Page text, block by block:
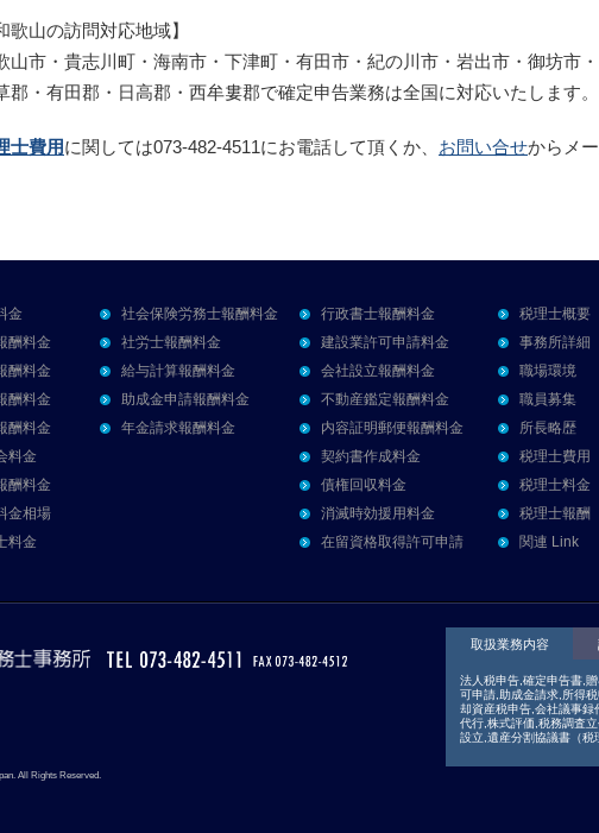
歌山の訪問対応地域】
山市・貴志川町・海南市・下津町・有田市・紀の川市・岩出市・御坊市
郡・有田郡・日高郡・西牟婁郡で確定申告業務は全国に対応いたします。
士費用に関しては073-482-4511にお電話して頂くか、 お問い合せからメ
金
酬料金
酬料金
酬料金
酬料金
料金
酬料金
金相場
料金
社会保険労務士報酬料金
社労士報酬料金
給与計算報酬料金
助成金申請報酬料金
年金請求報酬料金
行政書士報酬料金
建設業許可申請料金
会社設立報酬料金
不動産鑑定報酬料金
内容証明郵便報酬料金
契約書作成料金
債権回収料金
消滅時効援用料金
在留資格取得許可申請
税理士概要
事務所詳細
職場環境
職員募集
所長略歴
税理士費用
税理士料金
税理士報酬
関連 Link
取扱業務内容
法人税申告,確定申告書,
可申請,助成金請求,所得
却資産税申告,会社議事
代行,株式評価,税務調査
設立,遺産分割協議書（税
All Rights Reserved.